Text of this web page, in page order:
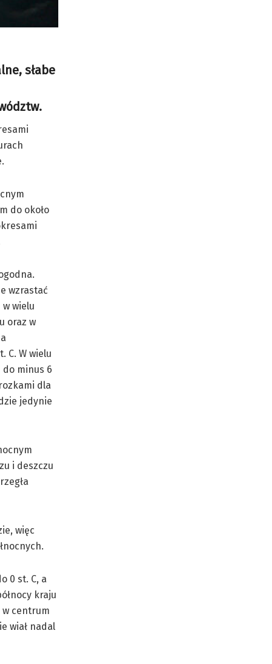
słabe
do około
wzrastać
wielu
oraz w
C. W wielu
minus 6
dla
jedynie
i deszczu
więc
0 st. C, a
kraju
w centrum
wiał nadal